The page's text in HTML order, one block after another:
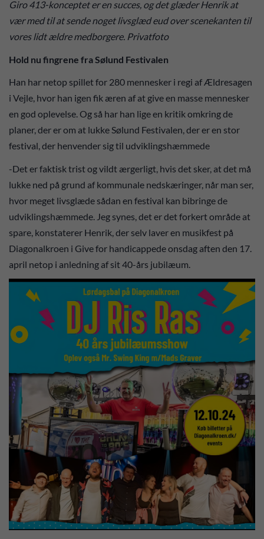
Giro 413-konceptet er en succes, og det glæder Henrik at
vær med til at sende noget livsglæd eud over scenekanten til
vores lidt ældre medborgere. Privatfoto
Hold nu fingrene fra Sølund Festivalen
Han har netop spillet for 280 mennesker i regi af Ældresagen
i Vejle, hvor han igen fik æren af at give en masse mennesker
en god oplevelse. Og så har han lige en kritik omkring de
planer, der er om at lukke Sølund Festivalen, der er en stor
festival, der henvender sig til udviklingshæmmede
-Det er faktisk trist og vildt ærgerligt, hvis det sker, at det må
lukke ned på grund af kommunale nedskæringer, når man ser,
hvor meget livsglæde sådan en festival kan bibringe de
udviklingshæmmede. Jeg synes, det er det forkert område at
spare, konstaterer Henrik, der selv laver en musikfest på
Diagonalkroen i Give for handicappede onsdag aften den 17.
april netop i anledning af sit 40-års jubilæum.